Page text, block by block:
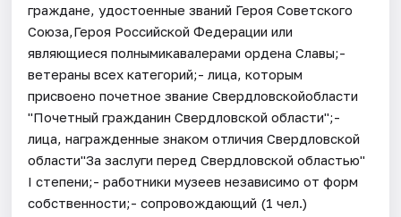
граждане, удостоенные званий Героя Советского
Союза,Героя Российской Федерации или
являющиеся полнымикавалерами ордена Славы;-
ветераны всех категорий;- лица, которым
присвоено почетное звание Свердловскойобласти
"Почетный гражданин Свердловской области";-
лица, награжденные знаком отличия Свердловской
области"За заслуги перед Свердловской областью"
I степени;- работники музеев независимо от форм
собственности;- сопровождающий (1 чел.)